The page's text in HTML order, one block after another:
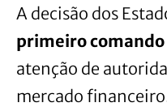
A decisão dos
primeiro
atenção de
mercado